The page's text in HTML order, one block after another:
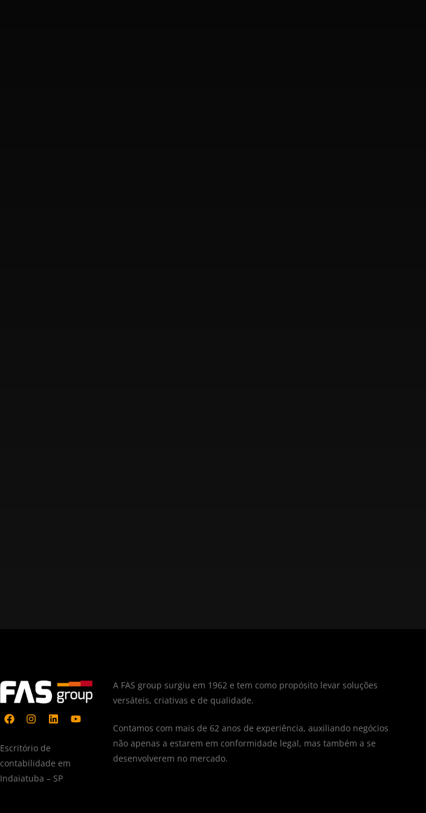
Escritório de
contabilidade em
Indaiatuba – SP
A FAS group surgiu em 1962 e tem como propósito levar soluções
versáteis, criativas e de qualidade.
Contamos com mais de 62 anos de experiência, auxiliando negócios
não apenas a estarem em conformidade legal, mas também a se
desenvolverem no mercado.